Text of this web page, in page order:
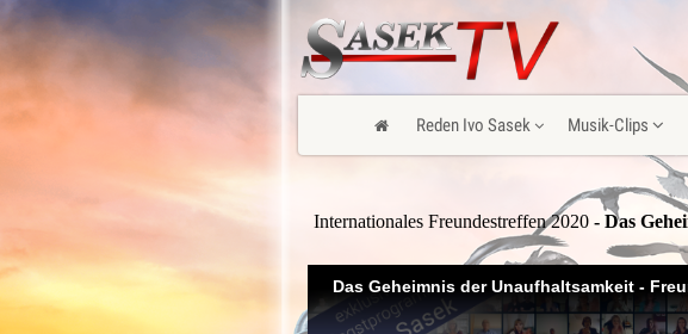
Reden Ivo Sasek Musik-Clips
Internationales Freundestreffen 2020 - Das
Das Geheimnis der Unaufhaltsamkeit -